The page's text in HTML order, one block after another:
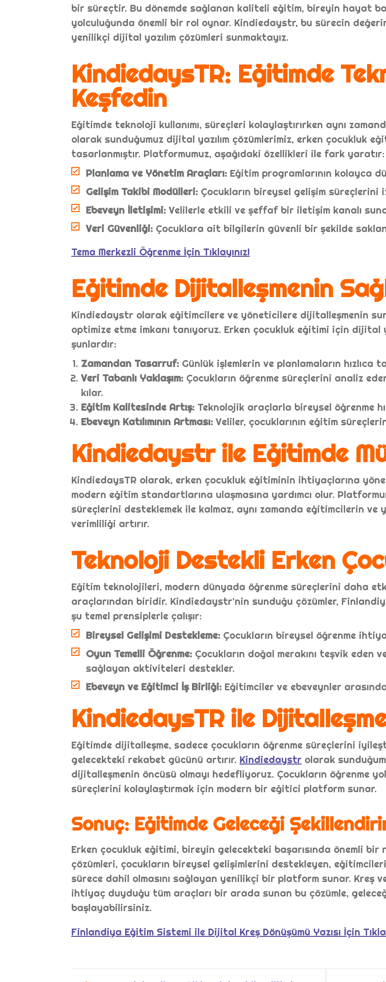
bir süreçtir. Bu dönemde sağlanan kaliteli eğitim, bireyin hayat
yolculuğunda önemli bir rol oynar. Kindiedaystr, bu sürecin
yenilikçi dijital yazılım çözümleri sunmaktayız.
KindiedaysTR: Eğitimde
Keşfedin
Eğitimde teknoloji kullanımı, süreçleri kolaylaştırırken aynı
olarak sunduğumuz dijital yazılım çözümlerimiz, erken çocukluk
tasarlanmıştır. Platformumuz, aşağıdaki özellikleri ile fark yaratır:
Planlama ve Yönetim Araçları: Eğitim programlarının kolayca
Gelişim Takibi Modülleri: Çocukların bireysel gelişim süreçlerini
Ebeveyn İletişimi: Velilerle etkili ve şeffaf bir iletişim kanalı
Veri Güvenliği: Çocuklara ait bilgilerin güvenli bir şekilde
Tema Merkezli Öğrenme İçin Tıklayınız!
Eğitimde Dijitalleşmenin
Kindiedaystr olarak eğitimcilere ve yöneticilere dijitalleşmenin
optimize etme imkanı tanıyoruz. Erken çocukluk eğitimi için dijital
şunlardır:
Zamandan Tasarruf: Günlük işlemlerin ve planlamaların hızlıca
Veri Tabanlı Yaklaşım: Çocukların öğrenme süreçlerini analiz
kılar.
Eğitim Kalitesinde Artış: Teknolojik araçlarla bireysel öğrenme
Ebeveyn Katılımının Artması: Veliler, çocuklarının eğitim
Kindiedaystr ile Eğitimde
KindiedaysTR olarak, erken çocukluk eğitiminin ihtiyaçlarına
modern eğitim standartlarına ulaşmasına yardımcı olur.
süreçlerini desteklemek ile kalmaz, aynı zamanda eğitimcilerin
verimliliği artırır.
Teknoloji Destekli Erken
Eğitim teknolojileri, modern dünyada öğrenme süreçlerini daha
araçlarından biridir. Kindiedaystr’nin sunduğu çözümler,
şu temel prensiplerle çalışır:
Bireysel Gelişimi Destekleme: Çocukların bireysel öğrenme
Oyun Temelli Öğrenme: Çocukların doğal merakını teşvik eden
sağlayan aktiviteleri destekler.
Ebeveyn ve Eğitimci İş Birliği: Eğitimciler ve ebeveynler
KindiedaysTR ile
Eğitimde dijitalleşme, sadece çocukların öğrenme süreçlerini
gelecekteki rekabet gücünü artırır. Kindiedaystr olarak
dijitalleşmenin öncüsü olmayı hedefliyoruz. Çocukların öğrenme
süreçlerini kolaylaştırmak için modern bir eğitici platform sunar.
Sonuç: Eğitimde Geleceği
Erken çocukluk eğitimi, bireyin gelecekteki başarısında önemli
çözümleri, çocukların bireysel gelişimlerini destekleyen,
sürece dahil olmasını sağlayan yenilikçi bir platform sunar. Kreş
ihtiyaç duyduğu tüm araçları bir arada sunan bu çözümle,
başlayabilirsiniz.
Finlandiya Eğitim Sistemi ile Dijital Kreş Dönüşümü Yazısı İçin